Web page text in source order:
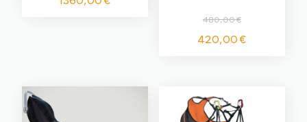
prix 480,00€
Le
prix
480,00 €.
420,00€Le